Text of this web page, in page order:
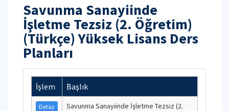
Savunma Sanayiinde
İşletme Tezsiz (2. Öğretim)
(Türkçe) Yüksek Lisans Ders
Planları
İşlem Başlık
Detay
Savunma Sanayiinde İşletme Tezsiz (2.